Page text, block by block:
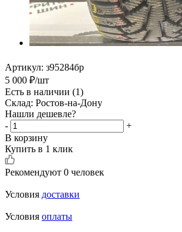
Артикул: з95284бр
5 000 ₽/шт
Есть в наличии (1)
Склад: Ростов-на-Дону
Нашли дешевле?
-
+
В корзину
Купить в 1 клик
Рекомендуют 0 человек
Условия доставки
Условия оплаты